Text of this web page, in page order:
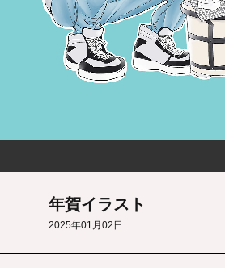
年賀イラスト
2025年01月02日